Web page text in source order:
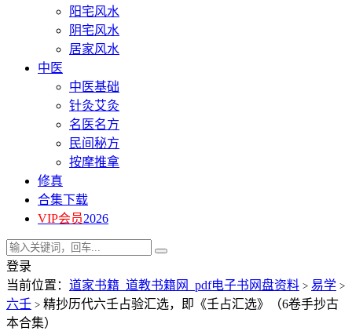
阳宅风水
阴宅风水
居家风水
中医
中医基础
针灸艾灸
名医名方
民间秘方
按摩推拿
修真
合集下载
VIP会员2026
登录
当前位置： 道家书籍_道教书籍网_pdf电子书网盘资料 > 易学 >
六壬 > 精抄历代六壬占验汇选，即《壬占汇选》（6卷手抄古
本合集）